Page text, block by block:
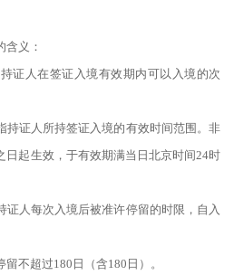
义：
证人在签证入境有效期内可以入境的次
持证人所持签证入境的有效时间范围。非
日起生效，于有效期满当日北京时间24时
证人每次入境后被准许停留的时限，自入
不超过180日（含180日）。